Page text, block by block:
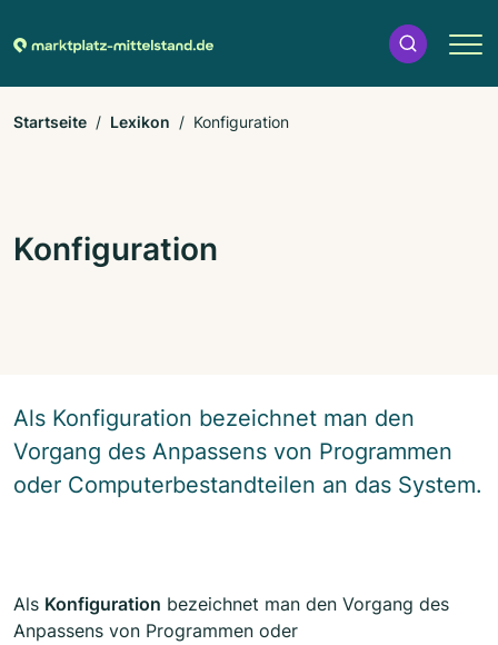
Startseite Lexikon Konfiguration
Konfiguration
Als Konfiguration bezeichnet man den
Vorgang des Anpassens von Programmen
oder Computerbestandteilen an das System.
Als Konfiguration bezeichnet man den Vorgang des
Anpassens von Programmen oder